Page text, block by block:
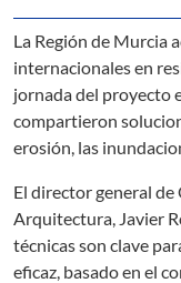
La Región de Murcia
internacionales en
jornada del proyecto
compartieron
erosión, las
El director general
Arquitectura, Javier
técnicas son clave
eficaz, basado en el